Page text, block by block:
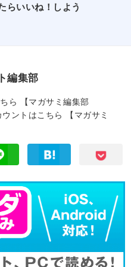
らいいね！しよう
編集部
ら
【マガサミ編集部
ントはこちら
【マガサミ